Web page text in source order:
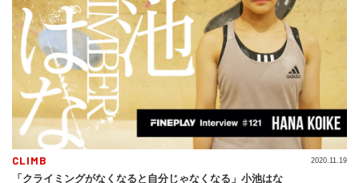
CLIMB
「クライミングがなくなると自分じゃなくなる」小池はな
2020.11.19